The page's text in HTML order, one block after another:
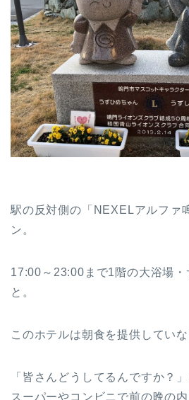
駅の反対側の「NEXELアルファ
ン。
17:00～23:00まで1階の大浴場・
と。
このホテルは朝食を提供していな
「皆さんどうしてるんですか？
スーパーやコンビニで前の晩の